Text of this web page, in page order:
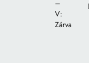
–
V:
Zárva